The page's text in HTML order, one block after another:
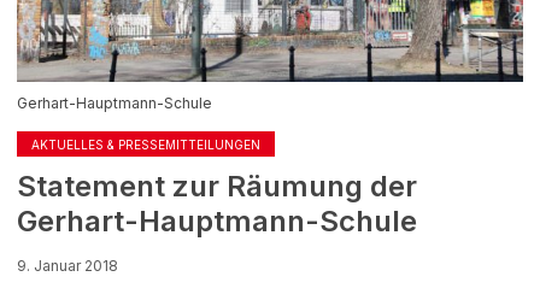
Gerhart-Hauptmann-Schule
AKTUELLES & PRESSEMITTEILUNGEN
Statement zur Räumung der
Gerhart-Hauptmann-Schule
9. Januar 2018